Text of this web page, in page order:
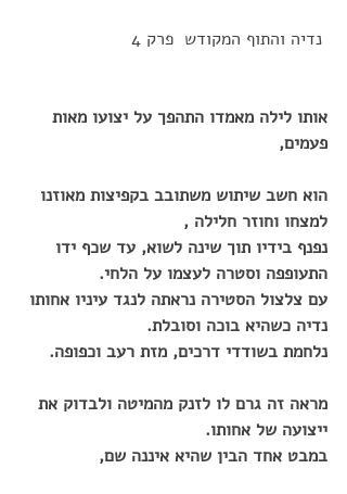
אותו לילה מאמדו התהפך על יצועו מאות
פעמים,
הוא חשב שיתוש משתובב בקפיצות מאוזנו
למצחו וחוזר חלילה ,
נפנף בידיו תוך שינה לשוא, עד שכף ידו
התעופפה וסטרה לעצמו על הלחי.
עם צלצול הסטירה נראתה לנגד עיניו אחותו
נדיה כשהיא בוכה וסובלת.
נלחמת בשודדי דרכים, מזת רעב וכפופה.
מראה זה גרם לו לזנק מהמיטה ולבדוק את
ייצועה של אחותו.
במבט אחד הבין שהיא איננה שם,